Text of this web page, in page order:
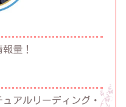
量！
アルリーディング・